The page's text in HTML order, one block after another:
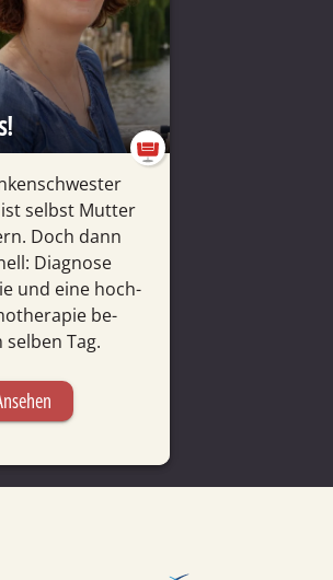
ist selbst Mutter
Doch dann
Diagnose
und eine hoch­
be­
Tag.